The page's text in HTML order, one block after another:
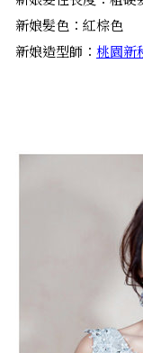
新娘髮色：紅棕色
新娘造型師： 桃園新